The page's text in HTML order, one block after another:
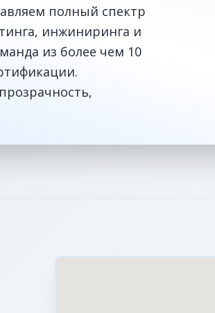
полный спектр
инжиниринга и
из более чем 10